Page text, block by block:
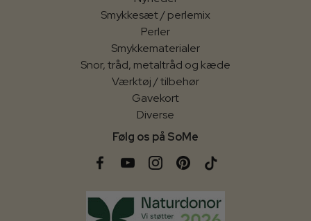
Smykkesæt / perlemix
Perler
Smykkematerialer
Snor, tråd, metaltråd og kæde
Værktøj / tilbehør
Gavekort
Diverse
Følg os på SoMe